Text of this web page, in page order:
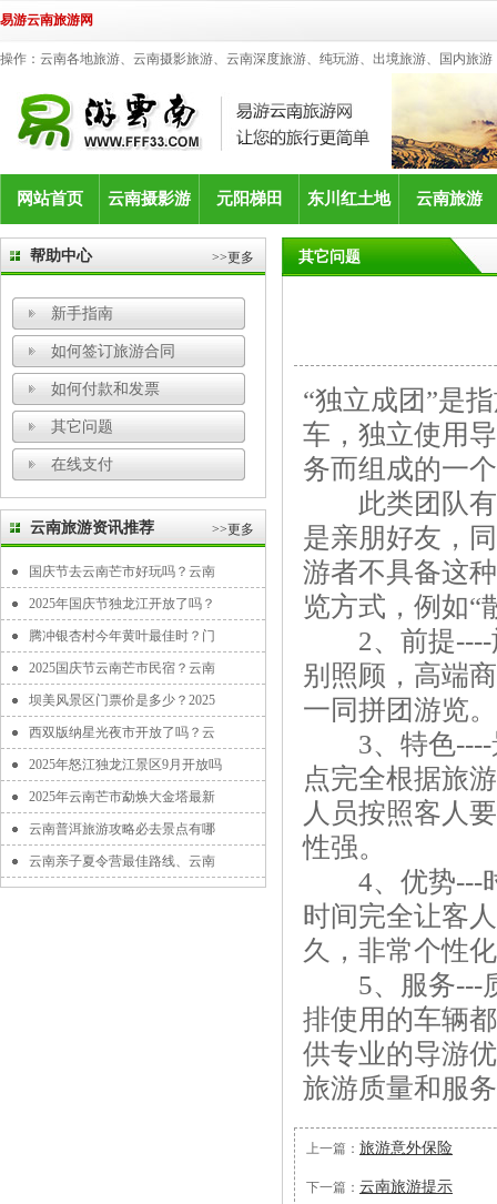
易游云南旅游网
操作：云南各地旅游、云南摄影旅游、云南深度旅游、纯玩游、出境旅游、国内旅
网站首页 云南摄影游 元阳梯田 东川红土地 云南旅游
帮助中心 >>更多
新手指南
如何签订旅游合同
如何付款和发票
其它问题
在线支付
云南旅游资讯推荐 >>更多
国庆节去云南芒市好玩吗？云南
2025年国庆节独龙江开放了吗？
腾冲银杏村今年黄叶最佳时？门
2025国庆节云南芒市民宿？云南
坝美风景区门票价是多少？2025
西双版纳星光夜市开放了吗？云
2025年怒江独龙江景区9月开放吗
2025年云南芒市勐焕大金塔最新
云南普洱旅游攻略必去景点有哪
云南亲子夏令营最佳路线、云南
其它问题
“独立成团”是
车，独立使用
务而组成的一
此类团队有
是亲朋好友，
游者不具备这
览方式，例如“
2、前提----
别照顾，高端
一同拼团游览。
3、特色----
点完全根据旅
人员按照客人
性强。
4、优势---时
时间完全让客
久，非常个性
5、服务---质
排使用的车辆
供专业的导游
旅游质量和服
上一篇： 旅游意外保险
下一篇： 云南旅游提示